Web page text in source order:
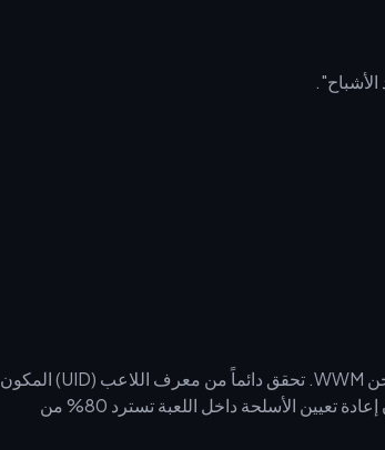
يستخدم buffget بروتوكولات صارمة للحماية من الحظر لجميع طلبات شحن WWM. تحقق دائماً من معرف اللاعب (UID) المكون
من 8-10 أرقام قبل الدفع. وإذا كنت بحاجة إلى إعادة تخصيص الأموال، فإن إعادة تعيين الأسلحة داخل اللعبة تسترد 80% من